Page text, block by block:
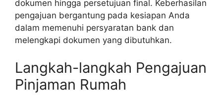
dokumen hingga persetujuan final. Keberhasilan
pengajuan bergantung pada kesiapan Anda
dalam memenuhi persyaratan bank dan
melengkapi dokumen yang dibutuhkan.
Langkah-langkah Pengajuan
Pinjaman Rumah